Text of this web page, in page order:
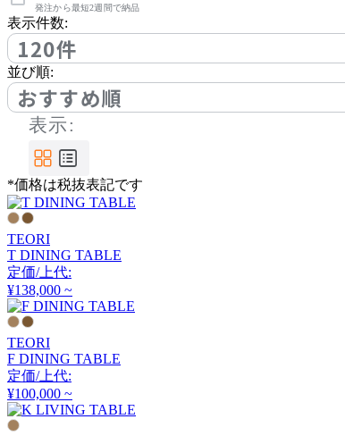
BoConcept
ボーコンセプト
by interiors
バイインテリアズ
CARBON STOCK FURNI
TURE
カーボンストックファニ
チャー
Coccole
コッコレ
発注から最短2週間で納品
表示件数:
120件
並び順:
おすすめ順
表示:
*価格は税抜表記です
TEORI
T DINING TABLE
定価/上代:
¥138,000 ~
TEORI
F DINING TABLE
定価/上代:
¥100,000 ~